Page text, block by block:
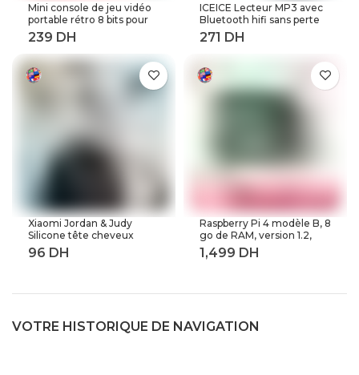
Mini console de jeu vidéo
portable rétro 8 bits pour
enfant 3 0 pouces LCD
couleur joueur de jeu avec
400 jeux intégrés
ICEICE Lecteur MP3 avec
Bluetooth hifi sans perte
mini lecteur de musique
avec radio fm haut-parleur
baladeur en métal dap
Xiaomi Jordan & Judy
Silicone tête cheveux
peigne de lavage corps
masseur brosse cuir
Spa minceur
Raspberry Pi 4 modèle B, 8
go de RAM, version 1.2,
BCM2711 Quad core,
Cortex-A72 ARM v8,
VOTRE HISTORIQUE DE NAVIGATION